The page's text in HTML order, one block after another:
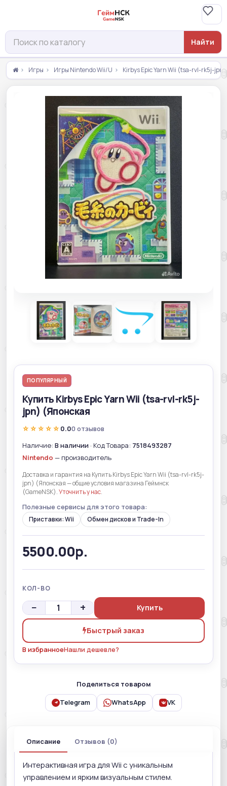
Найти
Игры Игры Nintendo Wii/U Kirbys Epic Yarn Wii (tsa-rvl-rk5j-
ПОПУЛЯРНЫЙ
Купить Kirbys Epic Yarn Wii (tsa-rvl-rk5j-
jpn) (Японская
☆☆☆☆☆ 0.00 отзывов
Наличие: В наличии · Код Товара: 7518493287
Nintendo — производитель
Доставка и гарантия на Купить Kirbys Epic Yarn Wii (tsa-rvl-rk5j-
jpn) (Японская — общие условия магазина Геймнск
(GameNSK).Уточнить у нас.
Полезные сервисы для этого товара:
Приставки: Wii Обмен дисков и Trade-In
5500.00р.
КОЛ-ВО
− + Купить
Быстрый заказ
В избранноеНашли дешевле?
Поделиться товаром
Telegram WhatsApp VK
Описание Отзывов (0)
Интерактивная игра для Wii с уникальным
управлением и ярким визуальным стилем.